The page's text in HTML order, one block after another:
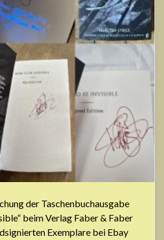
der Taschenbuchausgabe
beim Verlag Faber & Faber
Exemplare bei Ebay